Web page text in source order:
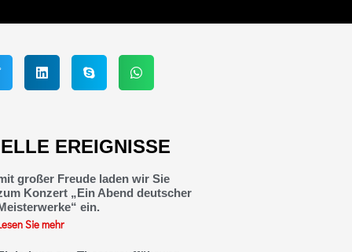
EREIGNISSE
großer Freude laden wir Sie
Konzert „Ein Abend deutscher
ein.
Sie mehr